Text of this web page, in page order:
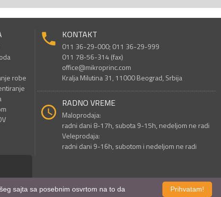
robe
KONTAKT
011 36-29-000; 011 36-29-999
011 78-56-314 (fax)
office@mikroprinc.com
Kralja Milutina 31, 11000 Beograd, Srbija
RADNO VREME
Maloprodaja:
radni dani 8-17h, subota 9-15h, nedeljom ne radi
Veleprodaja:
radni dani 9-16h, subotom i nedeljom ne radi
Prihvatam!
sajta sa posebnim osvrtom na to da